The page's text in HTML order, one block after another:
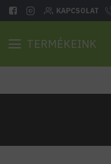
KAPCSOLAT
TERMÉKEINK